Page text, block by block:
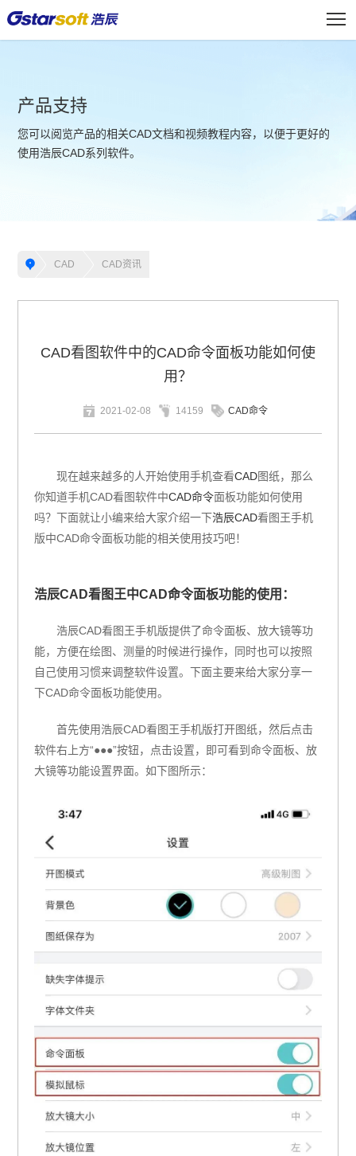
产品支持
您可以阅览产品的相关CAD文档和视频教程内容，以便于更好的
使用浩辰CAD系列软件。
CAD CAD资讯
CAD看图软件中的CAD命令面板功能如何使
用？
2021-02-08 14159 CAD命令
现在越来越多的人开始使用手机查看CAD图纸，那么
你知道手机CAD看图软件中CAD命令面板功能如何使用
吗？下面就让小编来给大家介绍一下浩辰CAD看图王手机
版中CAD命令面板功能的相关使用技巧吧！
浩辰CAD看图王中CAD命令面板功能的使用：
浩辰CAD看图王手机版提供了命令面板、放大镜等功
能，方便在绘图、测量的时候进行操作，同时也可以按照
自己使用习惯来调整软件设置。下面主要来给大家分享一
下CAD命令面板功能使用。
首先使用浩辰CAD看图王手机版打开图纸，然后点击
软件右上方“●●●”按钮，点击设置，即可看到命令面板、放
大镜等功能设置界面。如下图所示：